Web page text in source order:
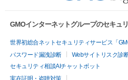
GMOインターネットグループのセキュ
世界初総合ネットセキュリティサービス「
パスワード漏洩診断
Webサイトリスク診
セキュリティ相談AIチャットボット
実在証明・盗聴対策